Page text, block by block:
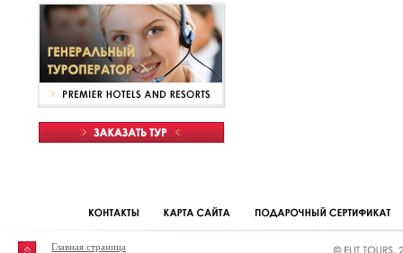
Главная страница